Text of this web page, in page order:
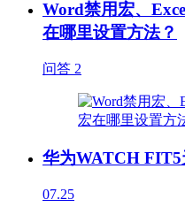
Word禁用宏、
在哪里设置方法？
问答 2
华为WATCH FIT5
07.25